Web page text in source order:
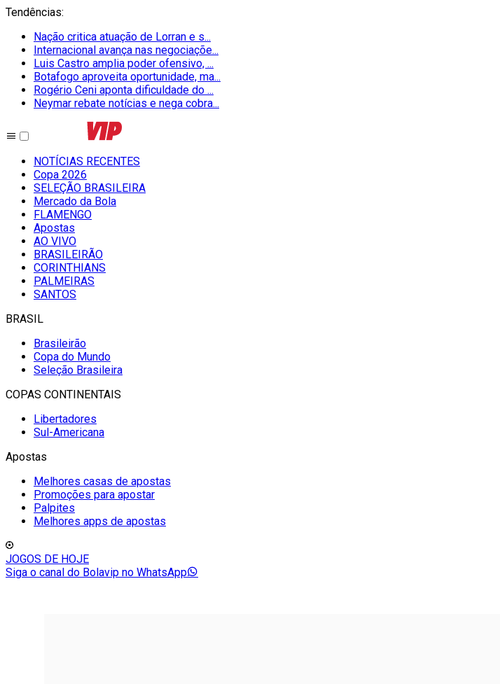
Tendências:
Nação critica atuação de Lorran e s...
Internacional avança nas negociaçõe...
Luis Castro amplia poder ofensivo, ...
Botafogo aproveita oportunidade, ma...
Rogério Ceni aponta dificuldade do ...
Neymar rebate notícias e nega cobra...
NOTÍCIAS RECENTES
Copa 2026
SELEÇÃO BRASILEIRA
Mercado da Bola
FLAMENGO
Apostas
AO VIVO
BRASILEIRÃO
CORINTHIANS
PALMEIRAS
SANTOS
BRASIL
Brasileirão
Copa do Mundo
Seleção Brasileira
COPAS CONTINENTAIS
Libertadores
Sul-Americana
Apostas
Melhores casas de apostas
Promoções para apostar
Palpites
Melhores apps de apostas
JOGOS DE HOJE
Siga o canal do Bolavip no WhatsApp